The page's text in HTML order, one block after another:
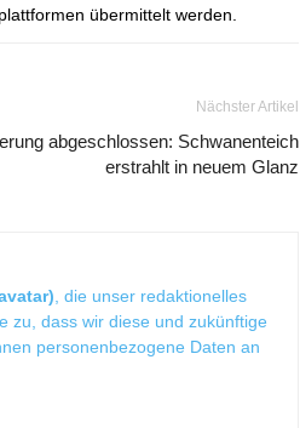
übermittelt werden.
Nächster Artikel
abgeschlossen: Schwanenteich
erstrahlt in neuem Glanz
, die unser redaktionelles
zu, dass wir diese und zukünftige
personenbezogene Daten an